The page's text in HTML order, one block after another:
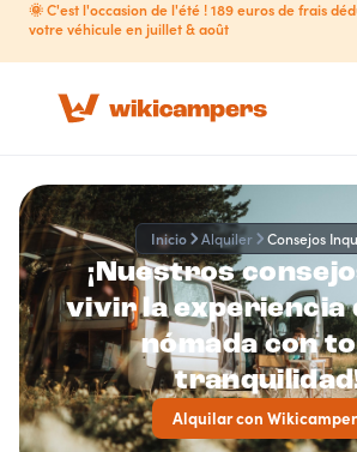
🌞 C'est l'occasion de l'été ! 189 euros de frais
votre véhicule en juillet & août
Inicio Alquiler Consejos
¡Nuestros
vivir la experiencia
nómada con
Alquilar con